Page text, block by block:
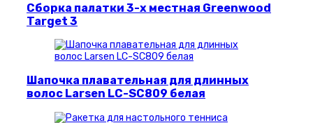
Сборка палатки 3-х местная Greenwood
Target 3
Шапочка плавательная для длинных
волос Larsen LC-SC809 белая